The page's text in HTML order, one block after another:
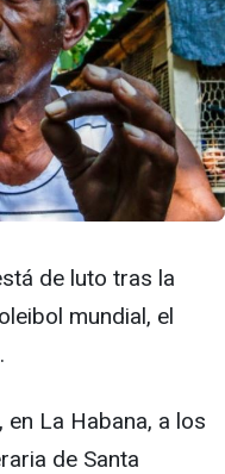
de luto tras la
mundial, el
La Habana, a los
de Santa